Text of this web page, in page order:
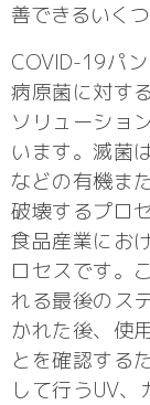
善できるいく
COVID-19パ
病原菌に対す
ソリューショ
います。滅菌
などの有機ま
破壊するプロ
食品産業にお
ロセスです。
れる最後のス
かれた後、使
とを確認する
して行うUV